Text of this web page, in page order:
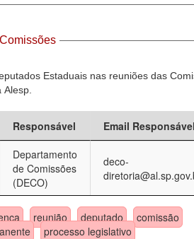
Estaduais nas reuniões das
Responsável
Email
Departamento
de Comissões
(DECO)
deco-
reunião deputado
comissão
processo legislativo